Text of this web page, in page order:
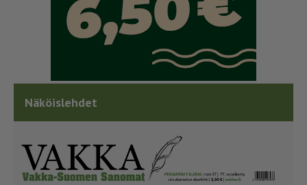
Näköislehdet